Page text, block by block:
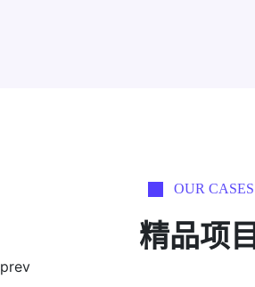
OUR CASES
精品项目
prev